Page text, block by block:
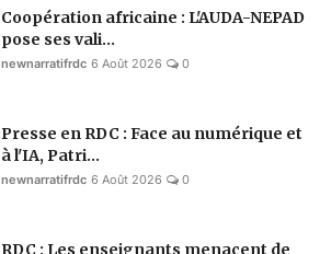
Coopération africaine : L'AUDA-NEPAD
pose ses vali...
newnarratifrdc 6 Août 2026 0
Presse en RDC : Face au numérique et
à l'IA, Patri...
newnarratifrdc 6 Août 2026 0
RDC : Les enseignants menacent de